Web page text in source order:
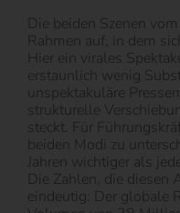
Die beiden Szenen
Rahmen auf, in dem
Hier ein virales
erstaunlich wenig
unspektakuläre
strukturelle
steckt. Für
beiden Modi zu
Jahren wichtiger als
Die Zahlen, die diesen
eindeutig: Der globale